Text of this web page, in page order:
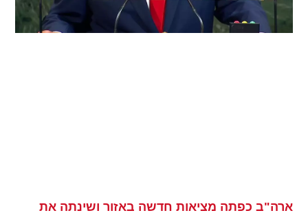
ארה"ב כפתה מציאות חדשה באזור ושינתה את